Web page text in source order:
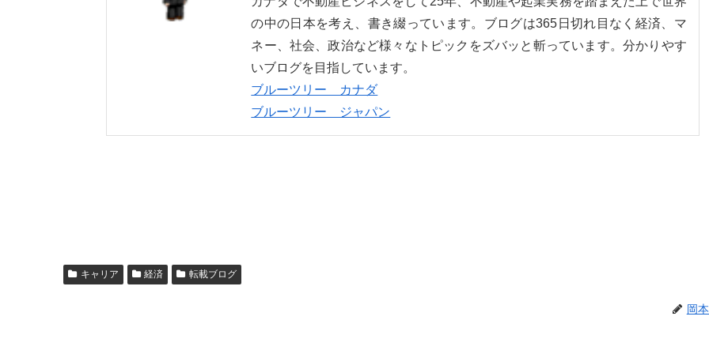
の中の日本を考え、書き綴っています。ブログは365日切れ目なく経済、マ
ネー、社会、政治など様々なトピックをズバッと斬っています。分かりやす
いブログを目指しています。
ブルーツリー カナダ
ブルーツリー ジャパン
キャリア 経済 転載ブログ
岡